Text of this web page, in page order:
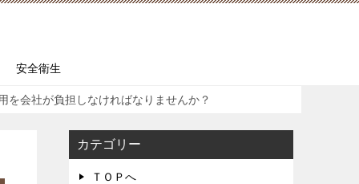
安全衛生
を会社が負担しなければなりませんか？
カテゴリー
ＴＯＰへ